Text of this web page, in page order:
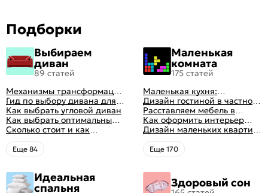
Подборки
Выбираем
диван
89 статей
Механизмы трансформации
диванов: все виды,
особенности, плюсы и
минусы
Гид по выбору дивана для
сна
Как выбрать угловой диван
Как выбрать оптимальный
цвет стен в гостиной: 50
Сколько стоит и как
Eще 84
Маленькая
комната
175 статей
Маленькая кухня:
планировка, стили, цвет и
рисунок, реальные фото
Дизайн гостиной в частном
доме: 50 вариантов с фото
Расставляем мебель в
гостиной: главные правила
рациональной планировки
Как оформить интерьер
однокомнатной квартиры:
Дизайн маленьких квартир:
интерьера с фото
Eще 170
Идеальная
спальня Здоровый сон